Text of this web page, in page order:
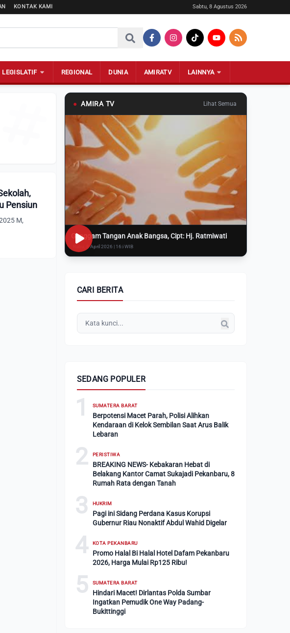
KONTAK KAMI Sabtu, 8 Agustus 2026
LEGISLATIF REGIONAL DUNIA AMIRATV LAINNYA
Pensiun
M,
● AMIRA TV Lihat Semua
Genggam Tangan Anak Bangsa, Cipt: Hj. Ratmiwati
Rabu, 8 April 2026 | 16:i WIB
CARI BERITA
SEDANG POPULER
1 SUMATERA BARAT
Berpotensi Macet Parah, Polisi Alihkan
Kendaraan di Kelok Sembilan Saat Arus Balik
Lebaran
2 PERISTIWA
BREAKING NEWS- Kebakaran Hebat di
Belakang Kantor Camat Sukajadi Pekanbaru, 8
Rumah Rata dengan Tanah
3 HUKRIM
Pagi ini Sidang Perdana Kasus Korupsi
Gubernur Riau Nonaktif Abdul Wahid Digelar
4 KOTA PEKANBARU
Promo Halal Bi Halal Hotel Dafam Pekanbaru
2026, Harga Mulai Rp125 Ribu!
5 SUMATERA BARAT
Hindari Macet! Dirlantas Polda Sumbar
Ingatkan Pemudik One Way Padang-
Bukittinggi